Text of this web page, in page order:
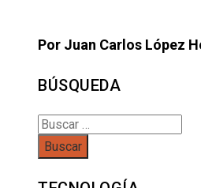
Por Juan Carlos López
BÚSQUEDA
Buscar: